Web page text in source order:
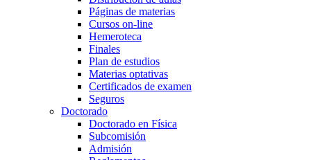
Páginas de materias
Cursos on-line
Hemeroteca
Finales
Plan de estudios
Materias optativas
Certificados de examen
Seguros
Doctorado
Doctorado en Física
Subcomisión
Admisión